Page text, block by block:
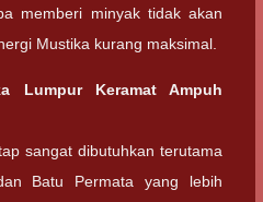
memberi minyak tidak akan
Mustika kurang maksimal.
Lumpur Keramat Ampuh
sangat dibutuhkan terutama
Batu Permata yang lebih